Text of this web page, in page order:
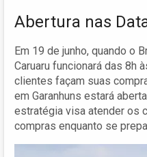
Abertura nas
Em 19 de junho, quando o
Caruaru funcionará das 8h
clientes façam suas
em Garanhuns estará
estratégia visa atender os
compras enquanto se